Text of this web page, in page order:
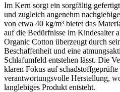
Im Kern sorgt ein sorgfältig
und zugleich angenehm
von etwa 40 kg/m³ bietet das
auf die Bedürfnisse im Kindesalter
Organic Cotton überzeugt durch
Beschaffenheit und eine
Schlafumfeld entstehen lässt. Die
klaren Fokus auf
verantwortungsvolle Herstellung,
langlebiges Produkt entsteht.